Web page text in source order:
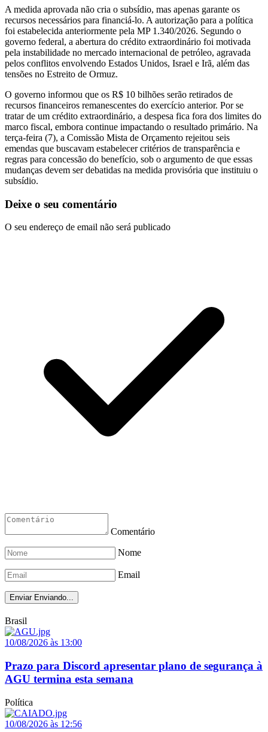
A medida aprovada não cria o subsídio, mas apenas garante os
recursos necessários para financiá-lo. A autorização para a política
foi estabelecida anteriormente pela MP 1.340/2026. Segundo o
governo federal, a abertura do crédito extraordinário foi motivada
pela instabilidade no mercado internacional de petróleo, agravada
pelos conflitos envolvendo Estados Unidos, Israel e Irã, além das
tensões no Estreito de Ormuz.
O governo informou que os R$ 10 bilhões serão retirados de
recursos financeiros remanescentes do exercício anterior. Por se
tratar de um crédito extraordinário, a despesa fica fora dos limites do
marco fiscal, embora continue impactando o resultado primário. Na
terça-feira (7), a Comissão Mista de Orçamento rejeitou seis
emendas que buscavam estabelecer critérios de transparência e
regras para concessão do benefício, sob o argumento de que essas
mudanças devem ser debatidas na medida provisória que instituiu o
subsídio.
Deixe o seu comentário
O seu endereço de email não será publicado
Comentário
Nome
Email
Enviar Enviando...
Brasil
10/08/2026 às 13:00
Prazo para Discord apresentar plano de segurança à
AGU termina esta semana
Política
10/08/2026 às 12:56